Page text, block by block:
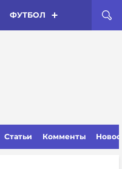
ФУТБОЛ
Статьи Комменты